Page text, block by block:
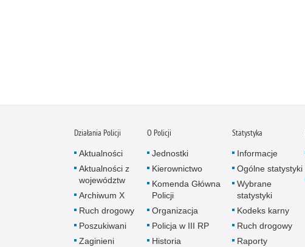
Działania Policji
Aktualności
Aktualności z
województw
Archiwum X
Ruch drogowy
Poszukiwani
Zaginieni
O Policji
Jednostki
Kierownictwo
Komenda Główna
Policji
Organizacja
Policja w III RP
Historia
Statystyka
Informacje
Ogólne statystyki
Wybrane
statystyki
Kodeks karny
Ruch drogowy
Raporty